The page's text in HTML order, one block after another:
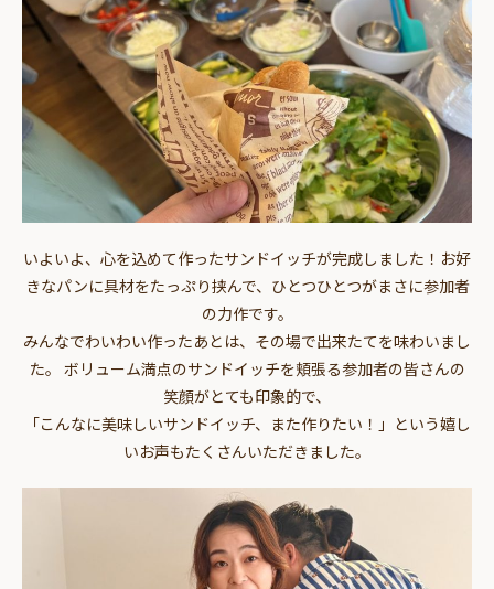
いよいよ、心を込めて作ったサンドイッチが完成しました！お好
きなパンに具材をたっぷり挟んで、ひとつひとつがまさに参加者
の力作です。
みんなでわいわい作ったあとは、その場で出来たてを味わいまし
た。 ボリューム満点のサンドイッチを頬張る参加者の皆さんの
笑顔がとても印象的で、
「こんなに美味しいサンドイッチ、また作りたい！」という嬉し
いお声もたくさんいただきました。